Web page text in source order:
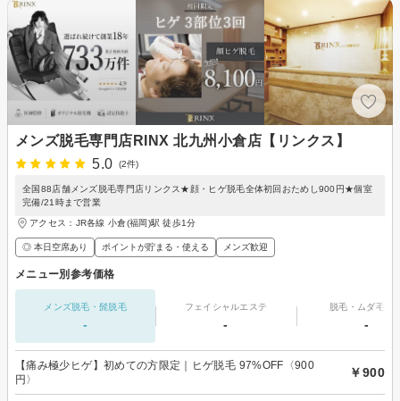
メンズ脱毛専門店RINX 北九州小倉店【リンクス】
5.0
(2件)
全国88店舗メンズ脱毛専門店リンクス★顔・ヒゲ脱毛全体初回おためし900円★個室
完備/21時まで営業
アクセス：JR各線 小倉(福岡)駅 徒歩1分
◎ 本日空席あり ポイントが貯まる・使える メンズ歓迎
メニュー別参考価格
メンズ脱毛・髭脱毛
-
フェイシャルエステ
-
脱毛・ムダ毛処
-
【痛み極少ヒゲ】初めての方限定｜ヒゲ脱毛 97%OFF〈900
円〉
￥900